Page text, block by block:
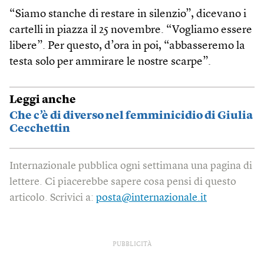
“Siamo stanche di restare in silenzio”, dicevano i
cartelli in piazza il 25 novembre. “Vogliamo essere
libere”. Per questo, d’ora in poi, “abbasseremo la
testa solo per ammirare le nostre scarpe”.
Leggi anche
Che c’è di diverso nel femminicidio di Giulia
Cecchettin
Internazionale pubblica ogni settimana una pagina di
lettere. Ci piacerebbe sapere cosa pensi di questo
articolo. Scrivici a: posta@internazionale.it
PUBBLICITÀ